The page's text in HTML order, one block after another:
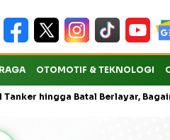
OTOMOTIF & TEKNOLOGI
Batal Berlayar, Bagaimana